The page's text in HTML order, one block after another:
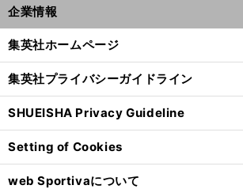
企業情報
集英社ホームページ
集英社プライバシーガイドライン
SHUEISHA Privacy Guideline
Setting of Cookies
web Sportivaについて